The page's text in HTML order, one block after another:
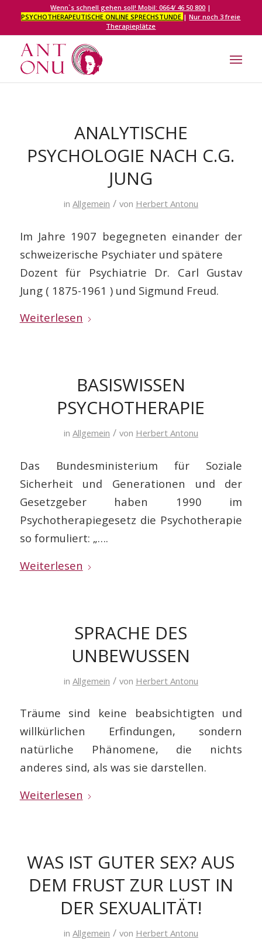
Wenn`s schnell gehen soll! Mobil: 0664/ 46 50 800 |
PSYCHOTHERAPEUTISCHE ONLINE SPRECHSTUNDE |Nur noch 3 freie
Therapieplätze
ANALYTISCHE
PSYCHOLOGIE NACH C.G.
JUNG
in Allgemein / von Herbert Antonu
Im Jahre 1907 begegneten einander der
schweizerische Psychiater und spätere
Dozent für Psychiatrie Dr. Carl Gustav
Jung ( 1875-1961 ) und Sigmund Freud.
Weiterlesen
BASISWISSEN
PSYCHOTHERAPIE
in Allgemein / von Herbert Antonu
Das Bundesministerium für Soziale
Sicherheit und Generationen und der
Gesetzgeber haben 1990 im
Psychotherapiegesetz die Psychotherapie
so formuliert: „….
Weiterlesen
SPRACHE DES
UNBEWUSSEN
in Allgemein / von Herbert Antonu
Träume sind keine beabsichtigten und
willkürlichen Erfindungen, sondern
natürliche Phänomene, die nichts
anderes sind, als was sie darstellen.
Weiterlesen
WAS IST GUTER SEX? AUS
DEM FRUST ZUR LUST IN
DER SEXUALITÄT!
in Allgemein / von Herbert Antonu